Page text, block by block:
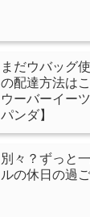
まだウバッグ
の配達方法は
ウーバーイー
パンダ】
別々？ずっと
ルの休日の過